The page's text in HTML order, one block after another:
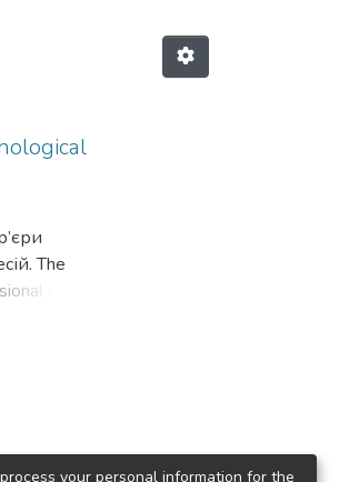
The
career
your personal information for the